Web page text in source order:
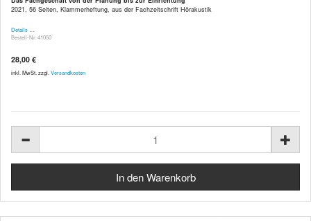
2021, 56 Seiten, Klammerheftung, aus der Fachzeitschrift Hörakustik
Details …
Bestell-Nr. 41050
28,00 €
inkl. MwSt. zzgl. Versandkosten